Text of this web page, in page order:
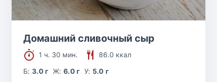
Домашний сливочный сыр
1 ч. 30 мин.
86.0 ккал
Б:3.0 г Ж: 6.0 г У: 5.0 г